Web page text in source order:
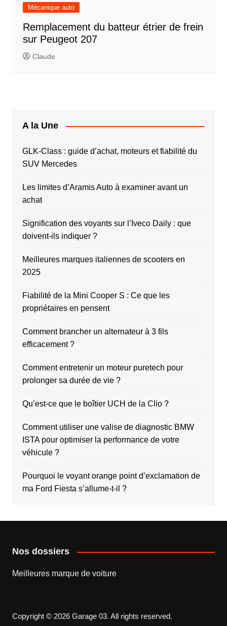
Mécanique auto
Remplacement du batteur étrier de frein
sur Peugeot 207
Claude
A la Une
GLK-Class : guide d’achat, moteurs et fiabilité du
SUV Mercedes
Les limites d’Aramis Auto à examiner avant un
achat
Signification des voyants sur l’Iveco Daily : que
doivent-ils indiquer ?
Meilleures marques italiennes de scooters en
2025
Fiabilité de la Mini Cooper S : Ce que les
propriétaires en pensent
Comment brancher un alternateur à 3 fils
efficacement ?
Comment entretenir un moteur puretech pour
prolonger sa durée de vie ?
Qu’est-ce que le boîtier UCH de la Clio ?
Comment utiliser une valise de diagnostic BMW
ISTA pour optimiser la performance de votre
véhicule ?
Pourquoi le voyant orange point d’exclamation de
ma Ford Fiesta s’allume-t-il ?
Nos dossiers
Meilleures marque de voiture
Copyright © 2026 Garage 03. All rights reserved.